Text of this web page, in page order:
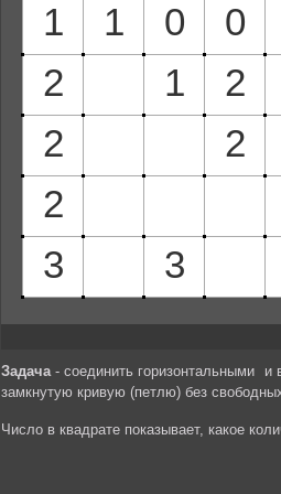
Задача - соединить горизонтальными
замкнутую кривую (петлю) без
Число в квадрате показывает, какое